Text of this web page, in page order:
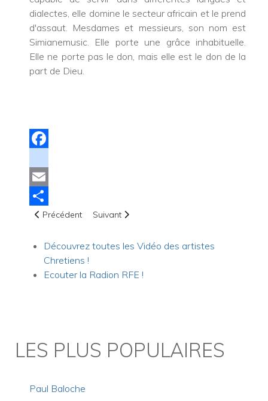
dialectes, elle domine le secteur africain et le prend
d'assaut. Mesdames et messieurs, son nom est
Simianemusic. Elle porte une grâce inhabituelle.
Elle ne porte pas le don, mais elle est le don de la
part de Dieu.
instagram
Email
Share
Article précédent : Actualité : Chrétiens persécutés dans le
Précédent Article suivant : Biographie de Aniyshai
Suivant
Découvrez toutes les Vidéo des artistes
Chretiens !
Ecouter la Radion RFE !
LES PLUS POPULAIRES
Paul Baloche